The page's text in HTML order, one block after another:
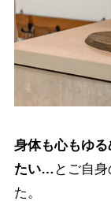
身体も心もゆ
たい… とご自
た。